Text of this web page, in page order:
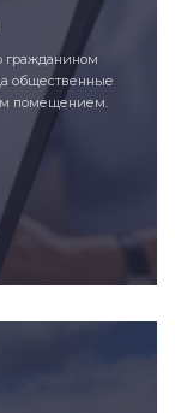
общественные
помещением.